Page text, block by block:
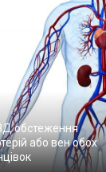
обстеження
або вен обох